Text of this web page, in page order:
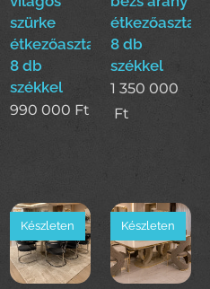
szürke
étkezőasztal
8 db
székkel
990 000 Ft
étkezőasztal
8 db
székkel
1 350 000
Ft
Készleten Készleten